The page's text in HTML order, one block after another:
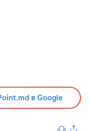
в Google